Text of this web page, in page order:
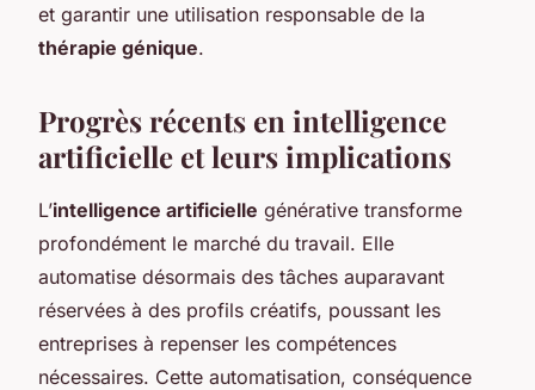
et garantir une utilisation responsable de la
thérapie génique.
Progrès récents en intelligence
artificielle et leurs implications
L’intelligence artificielle générative transforme
profondément le marché du travail. Elle
automatise désormais des tâches auparavant
réservées à des profils créatifs, poussant les
entreprises à repenser les compétences
nécessaires. Cette automatisation, conséquence